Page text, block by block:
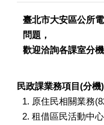
臺北市大安區公所
問題，
歡迎洽詢各課室分機
民政課業務項目(分機)
原住民相關業務
租借區民活動中